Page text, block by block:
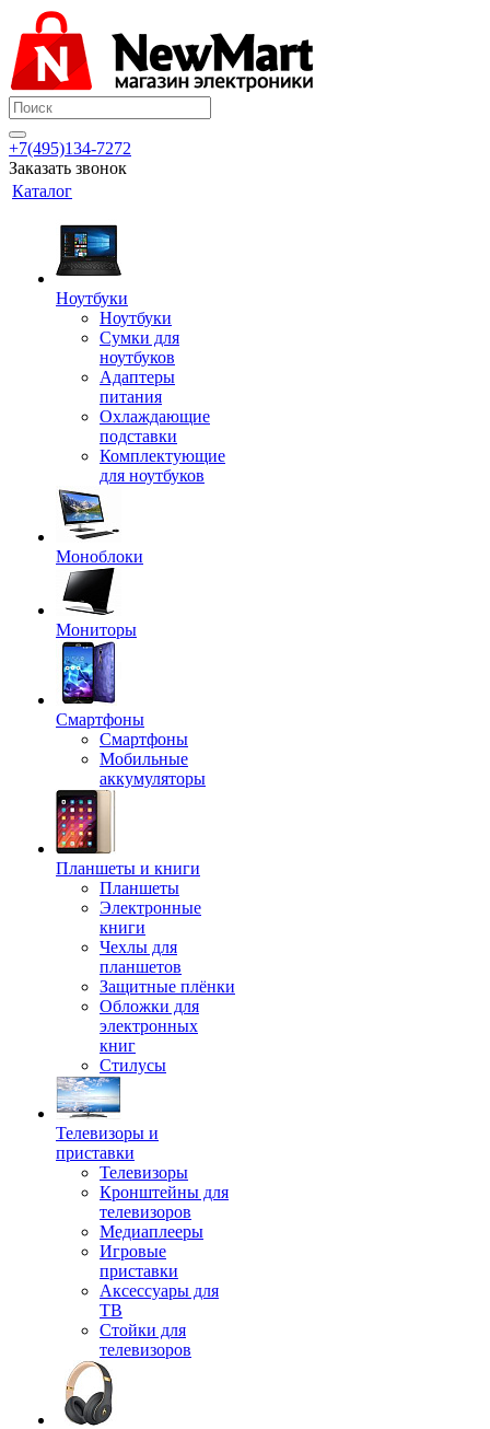
+7(495)134-7272
Заказать звонок
Каталог
Ноутбуки
Ноутбуки
Сумки для
ноутбуков
Адаптеры
питания
Охлаждающие
подставки
Комплектующие
для ноутбуков
Моноблоки
Мониторы
Смартфоны
Смартфоны
Мобильные
аккумуляторы
Планшеты и книги
Планшеты
Электронные
книги
Чехлы для
планшетов
Защитные плёнки
Обложки для
электронных
книг
Стилусы
Телевизоры и
приставки
Телевизоры
Кронштейны для
телевизоров
Медиаплееры
Игровые
приставки
Аксессуары для
ТВ
Стойки для
телевизоров